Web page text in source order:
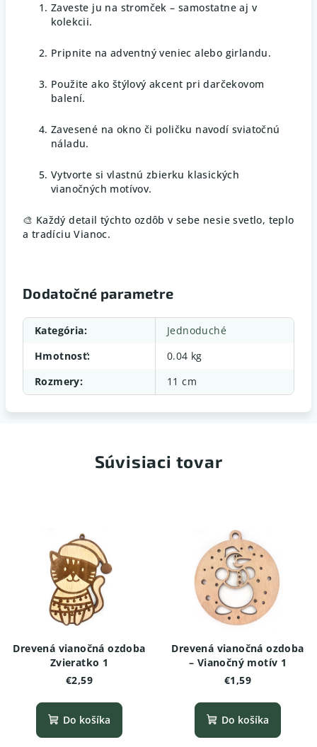
Zaveste ju na stromček – samostatne aj v
kolekcii.
Pripnite na adventný veniec alebo girlandu.
Použite ako štýlový akcent pri darčekovom
balení.
Zavesené na okno či poličku navodí sviatočnú
náladu.
Vytvorte si vlastnú zbierku klasických
vianočných motívov.
🎨 Každý detail týchto ozdôb v sebe nesie svetlo, teplo
a tradíciu Vianoc.
Dodatočné parametre
Kategória:
Jednoduché
Hmotnosť:
0.04 kg
Rozmery: 11 cm
Súvisiaci tovar
Drevená vianočná ozdoba
Zvieratko 1
€2,59
Do košíka
Drevená vianočná ozdoba
– Vianočný motív 1
€1,59
Do košíka